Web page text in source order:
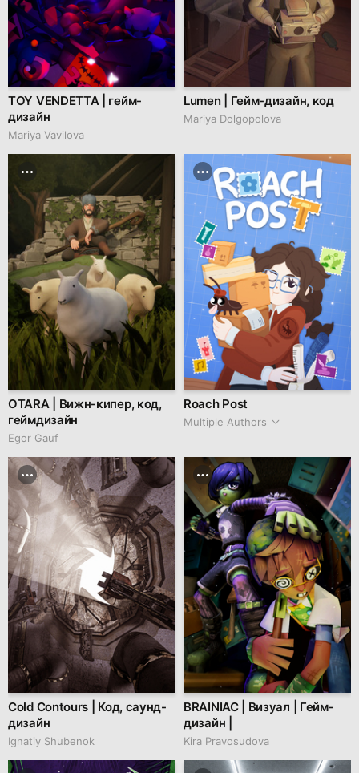
TOY VENDETTA | гейм-
дизайн
Mariya Vavilova
Lumen | Гейм-дизайн, код
Mariya Dolgopolova
OTARA | Вижн-кипер, код,
геймдизайн
Egor Gauf
Roach Post
Multiple Authors
Cold Contours | Код, саунд-
дизайн
Ignatiy Shubenok
BRAINIAC | Визуал | Гейм-
дизайн |
Kira Pravosudova